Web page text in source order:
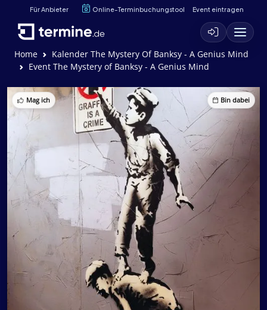
Für Anbieter Online-Terminbuchungstool Event eintragen
Home
Kalender The Mystery Of Banksy - A Genius Mind
Event The Mystery of Banksy - A Genius Mind
Mag ich Bin dabei